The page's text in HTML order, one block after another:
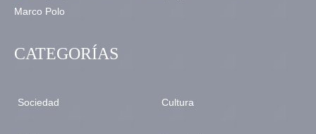
CATEGORÍAS
Sociedad Cultura